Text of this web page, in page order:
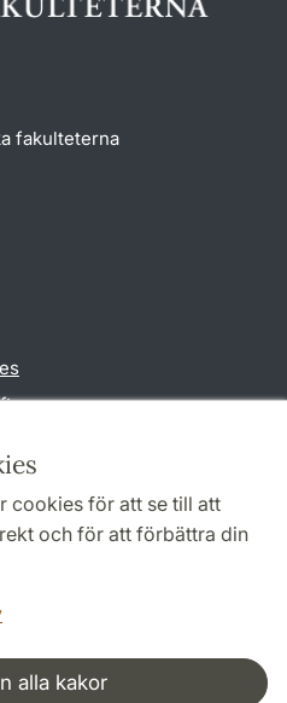
cookies för att se till att
och för att förbättra din
alla kakor
fakulteterna